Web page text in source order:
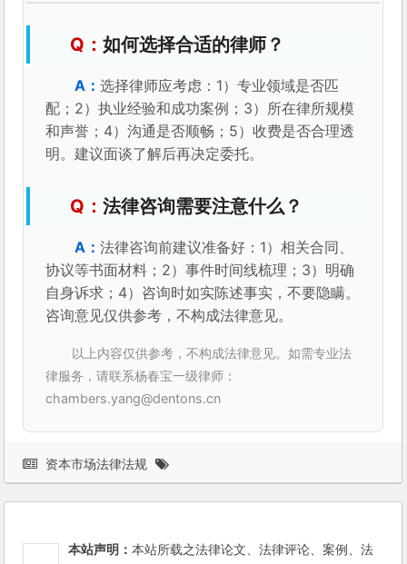
如何选择合适的律师？
选择律师应考虑：1）专业领域是否匹
配；2）执业经验和成功案例；3）所在律所规模
和声誉；4）沟通是否顺畅；5）收费是否合理透
明。建议面谈了解后再决定委托。
法律咨询需要注意什么？
法律咨询前建议准备好：1）相关合同、
协议等书面材料；2）事件时间线梳理；3）明确
自身诉求；4）咨询时如实陈述事实，不要隐瞒。
咨询意见仅供参考，不构成法律意见。
以上内容仅供参考，不构成法律意见。如需专业法
律服务，请联系杨春宝一级律师：
chambers.yang@dentons.cn
资本市场法律法规
本站声明：本站所载之法律论文、法律评论、案例、法